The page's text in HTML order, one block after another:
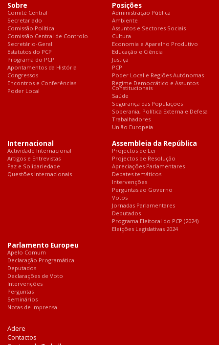
Sobre
Comité Central
Secretariado
Comissão Política
Comissão Central de Controlo
Secretário-Geral
Estatutos do PCP
Programa do PCP
Apontamentos da História
Congressos
Encontros e Conferências
Poder Local
Posições
Administração Pública
Ambiente
Assuntos e Sectores Sociais
Cultura
Economia e Aparelho Produtivo
Educação e Ciência
Justiça
PCP
Poder Local e Regiões Autónomas
Regime Democrático e Assuntos
Constitucionais
Saúde
Segurança das Populações
Soberania, Política Externa e Defesa
Trabalhadores
União Europeia
Internacional
Actividade Internacional
Artigos e Entrevistas
Paz e Solidariedade
Questões Internacionais
Assembleia da República
Projectos de Lei
Projectos de Resolução
Apreciações Parlamentares
Debates temáticos
Intervenções
Perguntas ao Governo
Votos
Jornadas Parlamentares
Deputados
Programa Eleitoral do PCP (2024)
Eleições Legislativas 2024
Parlamento Europeu
Apelo Comum
Declaração Programática
Deputados
Declarações de Voto
Intervenções
Perguntas
Seminários
Notas de Imprensa
Adere
Contactos